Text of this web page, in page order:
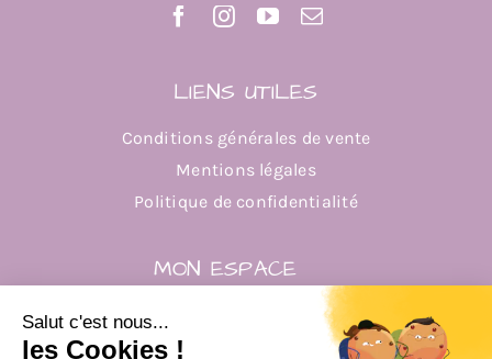
LIENS UTILES
Conditions générales de vente
Mentions légales
Politique de confidentialité
MON ESPACE
Mes commandes